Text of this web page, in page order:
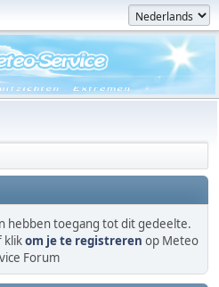
hebben toegang tot dit gedeelte.
klikom je te registreren op Meteo
Forum